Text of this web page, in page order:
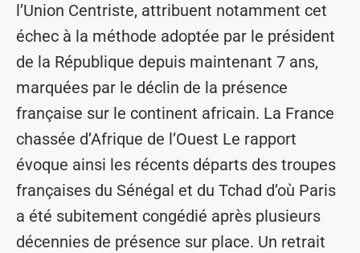
l’Union Centriste, attribuent notamment cet
échec à la méthode adoptée par le président
de la République depuis maintenant 7 ans,
marquées par le déclin de la présence
française sur le continent africain. La France
chassée d’Afrique de l’Ouest Le rapport
évoque ainsi les récents départs des troupes
françaises du Sénégal et du Tchad d’où Paris
a été subitement congédié après plusieurs
décennies de présence sur place. Un retrait